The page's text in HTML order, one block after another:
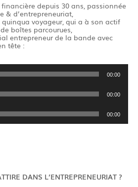
depuis 30 ans, passionnée
& d’entrepreneuriat,
quinqua voyageur, qui a à son actif
boîtes parcourues,
entrepreneur de la bande avec
tête :
00:00
00:00
00:00
DANS L’ENTREPRENEURIAT ?